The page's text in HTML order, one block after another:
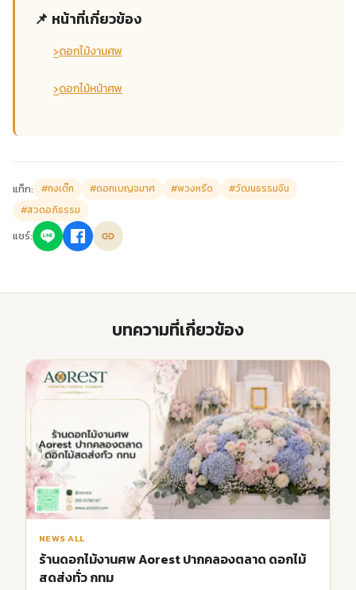
📌 หน้าที่เกี่ยวข้อง
›ดอกไม้งานศพ
›ดอกไม้หน้าศพ
แท็ก: #กงเต๊ก #ดอกเบญจมาศ #พวงหรีด
#วัฒนธรรมจีน
#สวดอภิธรรม
แชร์:
บทความที่เกี่ยวข้อง
NEWS ALL
ร้านดอกไม้งานศพ Aorest ปากคลองตลาด ดอกไม้
สดส่งทั่ว กทม